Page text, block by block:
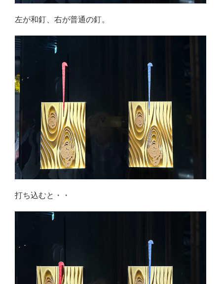
左が和釘、右が普通の釘。
打ち込むと・・